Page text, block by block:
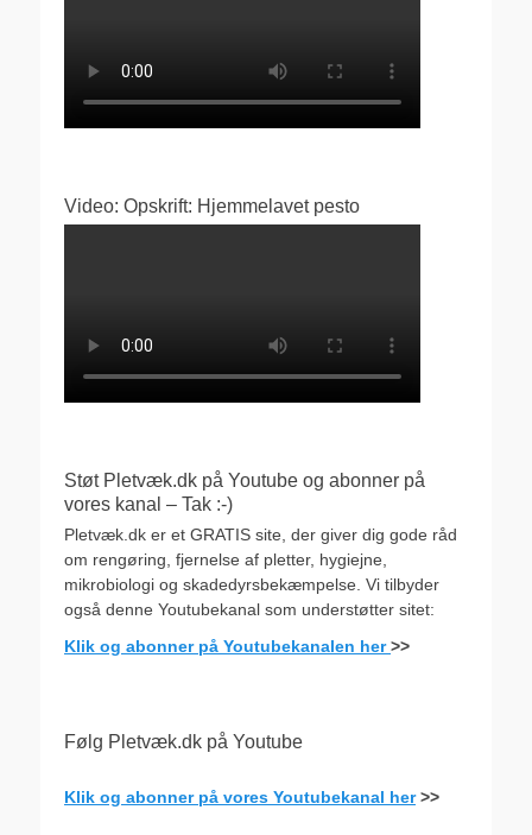
Video: Opskrift: Hjemmelavet pesto
Støt Pletvæk.dk på Youtube og abonner på
vores kanal – Tak :-)
Pletvæk.dk er et GRATIS site, der giver dig gode råd
om rengøring, fjernelse af pletter, hygiejne,
mikrobiologi og skadedyrsbekæmpelse. Vi tilbyder
også denne Youtubekanal som understøtter sitet:
Klik og abonner på Youtubekanalen her>>
Følg Pletvæk.dk på Youtube
Klik og abonner på vores Youtubekanal her>>